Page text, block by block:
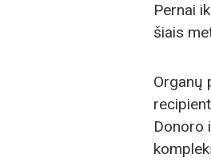
Pernai
šiais
Organų
Donoro